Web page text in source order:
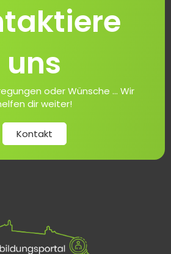
uns
oder Wünsche ... Wir
dir weiter!
Kontakt